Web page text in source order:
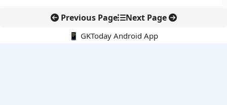
Previous Page Next Page
📱 GKToday Android App